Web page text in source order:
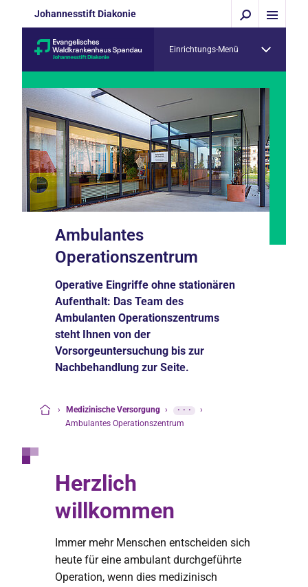
Johannesstift Diakonie
Einrichtungs-Menü
Ambulantes
Operationszentrum
Operative Eingriffe ohne stationären
Aufenthalt: Das Team des
Ambulanten Operationszentrums
steht Ihnen von der
Vorsorgeuntersuchung bis zur
Nachbehandlung zur Seite.
› Medizinische Versorgung › ···
›
Ambulantes Operationszentrum
Herzlich
willkommen
Immer mehr Menschen entscheiden sich
heute für eine ambulant durchgeführte
Operation, wenn dies medizinisch